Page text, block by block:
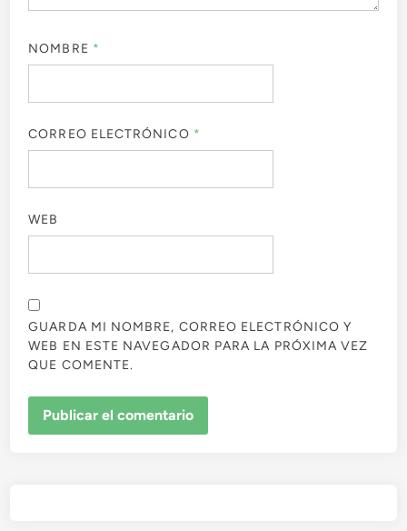
NOMBRE *
CORREO ELECTRÓNICO *
WEB
GUARDA MI NOMBRE, CORREO ELECTRÓNICO Y
WEB EN ESTE NAVEGADOR PARA LA PRÓXIMA VEZ
QUE COMENTE.